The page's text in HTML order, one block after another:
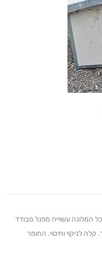
עשוייה מפנל מבודד
וחיטוי. החומר